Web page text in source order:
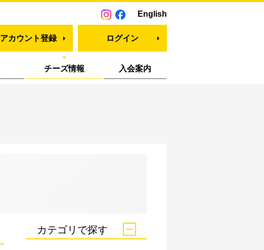
English
アカウント登録 ログイン
チーズ情報 入会案内
カテゴリで探す